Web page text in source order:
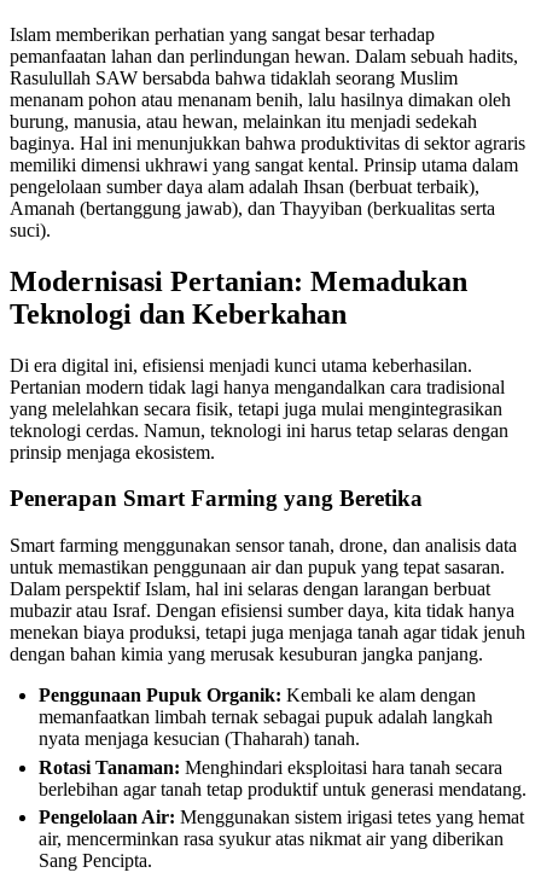
Islam memberikan perhatian yang sangat besar terhadap
pemanfaatan lahan dan perlindungan hewan. Dalam sebuah hadits,
Rasulullah SAW bersabda bahwa tidaklah seorang Muslim
menanam pohon atau menanam benih, lalu hasilnya dimakan oleh
burung, manusia, atau hewan, melainkan itu menjadi sedekah
baginya. Hal ini menunjukkan bahwa produktivitas di sektor agraris
memiliki dimensi ukhrawi yang sangat kental. Prinsip utama dalam
pengelolaan sumber daya alam adalah Ihsan (berbuat terbaik),
Amanah (bertanggung jawab), dan Thayyiban (berkualitas serta
suci).
Modernisasi Pertanian: Memadukan
Teknologi dan Keberkahan
Di era digital ini, efisiensi menjadi kunci utama keberhasilan.
Pertanian modern tidak lagi hanya mengandalkan cara tradisional
yang melelahkan secara fisik, tetapi juga mulai mengintegrasikan
teknologi cerdas. Namun, teknologi ini harus tetap selaras dengan
prinsip menjaga ekosistem.
Penerapan Smart Farming yang Beretika
Smart farming menggunakan sensor tanah, drone, dan analisis data
untuk memastikan penggunaan air dan pupuk yang tepat sasaran.
Dalam perspektif Islam, hal ini selaras dengan larangan berbuat
mubazir atau Israf. Dengan efisiensi sumber daya, kita tidak hanya
menekan biaya produksi, tetapi juga menjaga tanah agar tidak jenuh
dengan bahan kimia yang merusak kesuburan jangka panjang.
Penggunaan Pupuk Organik: Kembali ke alam dengan
memanfaatkan limbah ternak sebagai pupuk adalah langkah
nyata menjaga kesucian (Thaharah) tanah.
Rotasi Tanaman: Menghindari eksploitasi hara tanah secara
berlebihan agar tanah tetap produktif untuk generasi mendatang.
Pengelolaan Air: Menggunakan sistem irigasi tetes yang hemat
air, mencerminkan rasa syukur atas nikmat air yang diberikan
Sang Pencipta.